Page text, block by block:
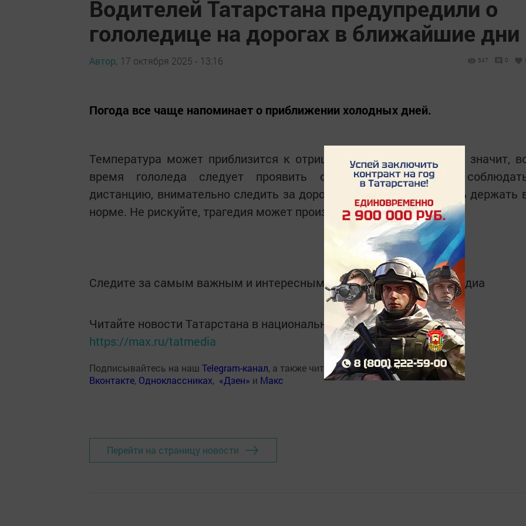
Водителей Татарстана предупредили о
гололедице на дорогах в ближайшие дни
Автор, 17 октября 2025 - 13:16 547 0
Погода все чаще напоминает о приближении холодных дней.
Температура может приблизится к отрицательным значениям. А значит,
время гололеда следует проявить особую осторожность:
дистанцию, внимательно следить за дорогой, свой тормозной путь держать
норме. Не рискуйте, трагедия может произойти внезапно.
Следите за самым важным и интересным вTelegram-каналеТатмедиа
Читайте новости Татарстана в национальном мессенджере MАХ:
https://max.ru/tatmedia
Подписывайтесь на наш Telegram-канал, а также читайте нас
Вконтакте, Одноклассниках, «Дзен» и Макс
Перейти на страницу новости